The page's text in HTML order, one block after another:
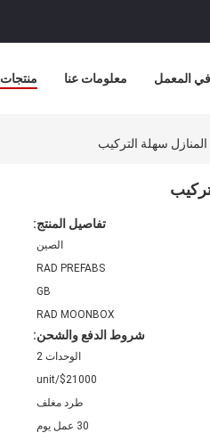
منتجات معلومات عنا المعمل
سهلة التركيب
تفاصيل المنتج:
الصين
RAD PREFABS
GB
RAD MOONBOX
شروط الدفع والشحن:
الوحدات 2
$21000/unit
طرد مغلف
30 عمل يوم